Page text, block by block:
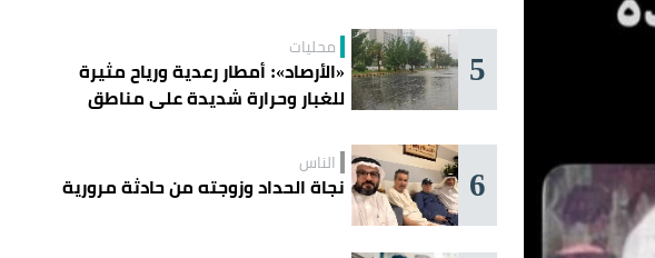
5 محليات
«الأرصاد»: أمطار رعدية ورياح مثيرة
للغبار وحرارة شديدة على مناطق
6 الناس
نجاة الحداد وزوجته من حادثة مرورية